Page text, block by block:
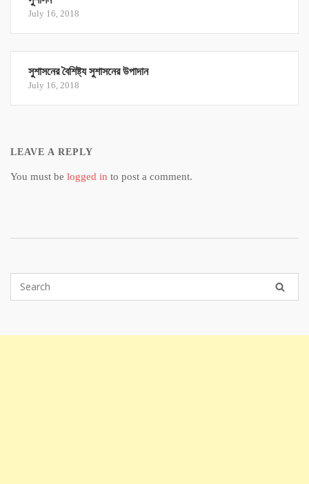
July 16, 2018
সুশাসনের বৈশিষ্ট্য সুশাসনের উপাদান
July 16, 2018
LEAVE A REPLY
You must be logged in to post a comment.